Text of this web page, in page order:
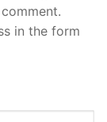
in the form